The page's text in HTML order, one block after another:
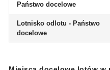
Państwo docelowe
Lotnisko odlotu - Państwo
docelowe